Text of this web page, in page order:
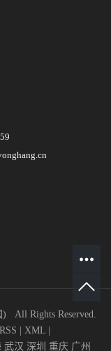
All Rights Reserved.
RSS XML
武汉 深圳 重庆 广州